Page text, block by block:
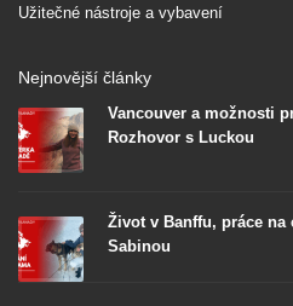
Užitečné nástroje a vybavení
Nejnovější články
Vancouver a možnosti
Rozhovor s Luckou
Život v Banffu, práce na
Sabinou